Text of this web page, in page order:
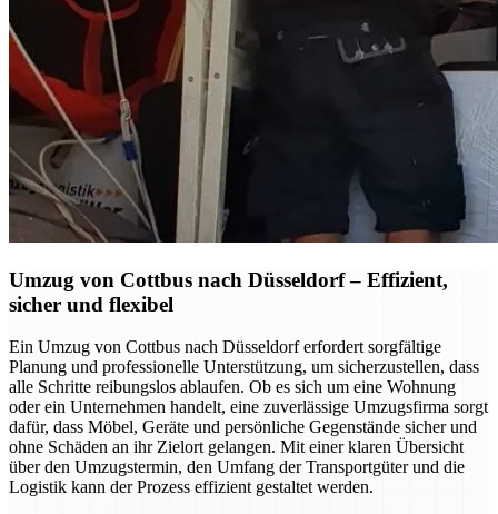
Umzug von Cottbus nach Düsseldorf – Effizient,
sicher und flexibel
Ein Umzug von Cottbus nach Düsseldorf erfordert sorgfältige
Planung und professionelle Unterstützung, um sicherzustellen, dass
alle Schritte reibungslos ablaufen. Ob es sich um eine Wohnung
oder ein Unternehmen handelt, eine zuverlässige Umzugsfirma sorgt
dafür, dass Möbel, Geräte und persönliche Gegenstände sicher und
ohne Schäden an ihr Zielort gelangen. Mit einer klaren Übersicht
über den Umzugstermin, den Umfang der Transportgüter und die
Logistik kann der Prozess effizient gestaltet werden.